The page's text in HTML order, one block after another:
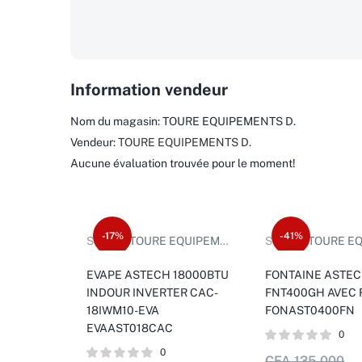
Information vendeur
Nom du magasin:TOURE EQUIPEMENTS D.
Vendeur:TOURE EQUIPEMENTS D.
Aucune évaluation trouvée pour le moment!
-17%
Sold by: TOURE EQUIPEMENTS D.
EVAPE ASTECH 18000BTU
INDOUR INVERTER CAC-
18IWM10-EVA
EVAAST018CAC
0
-41%
Sold by: TOURE
FONTAINE
FNT400GH AVEC
FONAST0400FN
0